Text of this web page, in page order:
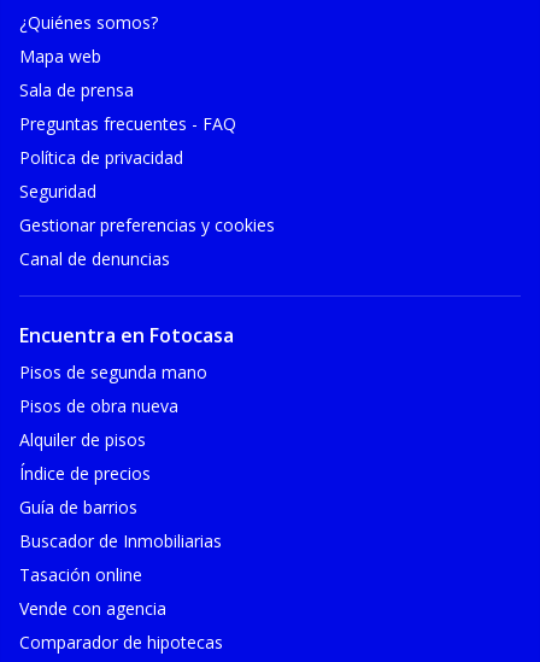
¿Quiénes somos?
Mapa web
Sala de prensa
Preguntas frecuentes - FAQ
Política de privacidad
Seguridad
Gestionar preferencias y cookies
Canal de denuncias
Encuentra en Fotocasa
Pisos de segunda mano
Pisos de obra nueva
Alquiler de pisos
Índice de precios
Guía de barrios
Buscador de Inmobiliarias
Tasación online
Vende con agencia
Comparador de hipotecas